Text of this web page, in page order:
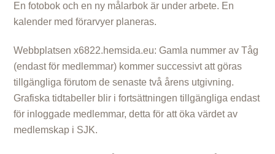
En fotobok och en ny målarbok är under arbete. En
kalender med förarvyer planeras.
Webbplatsen x6822.hemsida.eu: Gamla nummer av Tåg
(endast för medlemmar) kommer successivt att göras
tillgängliga förutom de senaste två årens utgivning.
Grafiska tidtabeller blir i fortsättningen tillgängliga endast
för inloggade medlemmar, detta för att öka värdet av
medlemskap i SJK.